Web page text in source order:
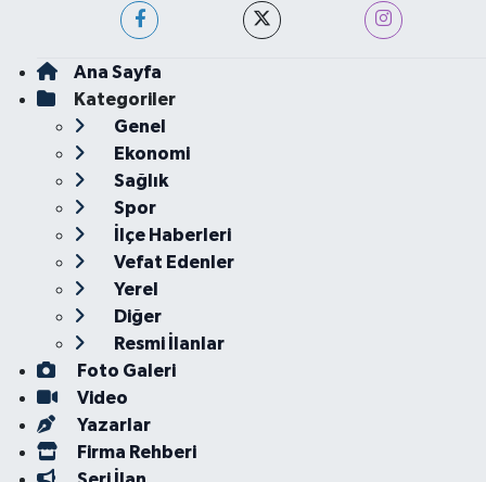
Ana Sayfa
Kategoriler
Genel
Ekonomi
Sağlık
Spor
İlçe Haberleri
Vefat Edenler
Yerel
Diğer
Resmi İlanlar
Foto Galeri
Video
Yazarlar
Firma Rehberi